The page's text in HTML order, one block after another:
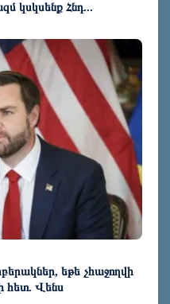
կսկսենք Հնդ...
եթե չհաջողվի
հետ. Վենս